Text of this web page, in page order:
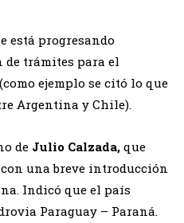
está progresando
trámites para el
ejemplo se citó lo que
Argentina y Chile).
de Julio Calzada, que
una breve introducción
Indicó que el país
Paraguay – Paraná.